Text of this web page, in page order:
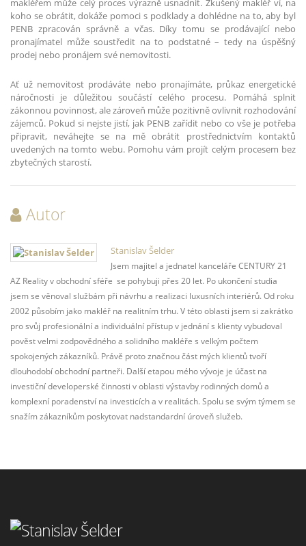
makléřem může celý proces výrazně usnadnit. Zkušený makléř ví, na
koho se obrátit, dokáže pomoci s podklady a dohlédne na to, aby byl
PENB zpracován správně a včas. Díky tomu se prodávající nebo
pronajímatel může soustředit na to podstatné – tedy na úspěšný
prodej nebo pronájem své nemovitosti.
Ať už nemovitost prodáváte nebo pronajímáte, průkaz energetické
náročnosti je důležitou součástí celého procesu. Pomáhá splnit
zákonnou povinnost, ale zároveň může pozitivně ovlivnit rozhodování
zájemců. Pokud si nejste jistí, jak PENB zařídit nebo co vše je potřeba
připravit, neváhejte se na mě obrátit prostřednictvím kontaktů
uvedených na tomto webu. Pomohu vám projít celým procesem bez
zbytečných starostí.
Autor
Stanislav Šelder
Jsem majitel a jednatel kanceláře CENTURY 21
AZ Reality v obchodní sféře se pohybuji přes 20 let. Po ukončení studia
jsem se věnoval službám při návrhu a realizaci luxusních interiérů. Od roku
2002 působím jako makléř na realitním trhu. V této oblasti jsem si zakrátko
pro svůj profesionální a individuální přístup v jednání s klienty vybudoval
pověst velmi zodpovědného a solidního makléře s velkým počtem
spokojených zákazníků. Právě proto značnou část mých klientů tvoří
dlouhodobí obchodní partneři. Další etapou mého vývoje je účast na
investiční developerské činnosti v oblasti výstavby rodinných domů a
komplexní poradenství na investicích a v realitách. Spolu se svým týmem se
snažím zákazníkům poskytovat nadstandardní úroveň služeb.